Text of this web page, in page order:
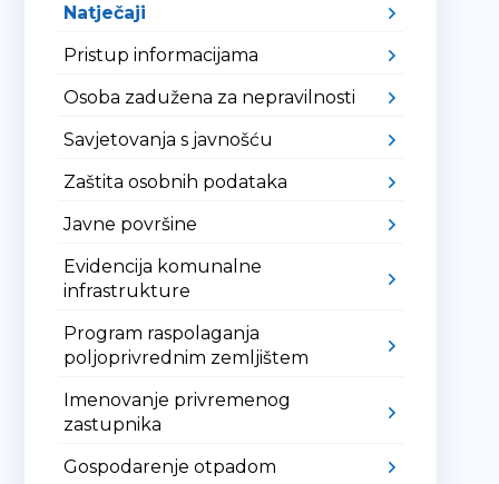
Natječaji
Pristup informacijama
Osoba zadužena za nepravilnosti
Savjetovanja s javnošću
Zaštita osobnih podataka
Javne površine
Evidencija komunalne
infrastrukture
Program raspolaganja
poljoprivrednim zemljištem
Imenovanje privremenog
zastupnika
Gospodarenje otpadom